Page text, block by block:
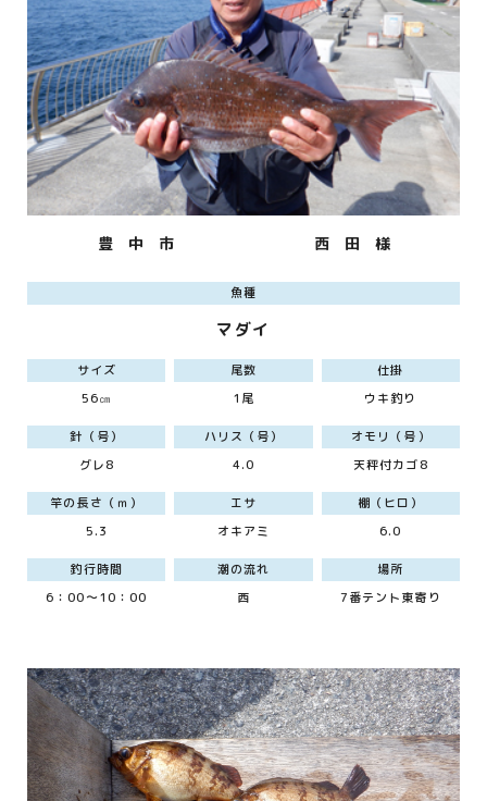
豊 中 市 西 田 様
魚種
マダイ
サイズ
56㎝
尾数
1尾
仕掛
ウキ釣り
針（号）
グレ8
ハリス（号）
4.0
オモリ（号）
天秤付カゴ8
竿の長さ（ｍ）
5.3
エサ
オキアミ
棚（ヒロ）
6.0
釣行時間
6：00～10：00
潮の流れ
西
場所
7番テント東寄り